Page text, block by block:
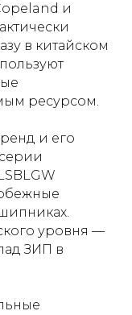
и
в китайском
ресурсом.
и его
уровня —
ЗИП в